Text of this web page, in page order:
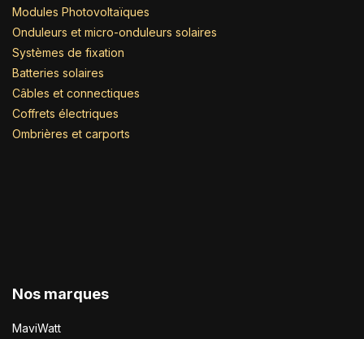
Modules Photovoltaïques
Onduleurs et micro-onduleurs solaires
Systèmes de fixation
Batteries solaires
Câbles et connectiques
Coffrets électriques
Ombrières et carports
Nos marques
MaviWatt